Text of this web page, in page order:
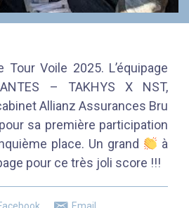
Voile 2025. L’équipage
– TAKHYS X NST,
Allianz Assurances Bru
sa première participation
place. Un grand
à
pour ce très joli score !!!